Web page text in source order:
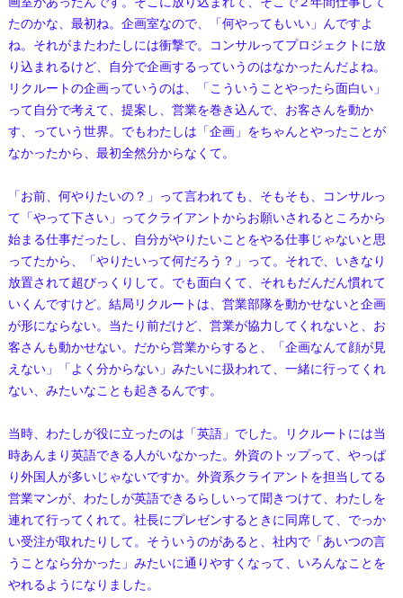
たのかな、最初ね。企画室なので、「何やってもいい」んですよ
ね。それがまたわたしには衝撃で。コンサルってプロジェクトに放
り込まれるけど、自分で企画するっていうのはなかったんだよね。
リクルートの企画っていうのは、「こういうことやったら面白い」
って自分で考えて、提案し、営業を巻き込んで、お客さんを動か
す、っていう世界。でもわたしは「企画」をちゃんとやったことが
なかったから、最初全然分からなくて。
「お前、何やりたいの？」って言われても、そもそも、コンサルっ
て「やって下さい」ってクライアントからお願いされるところから
始まる仕事だったし、自分がやりたいことをやる仕事じゃないと思
ってたから、「やりたいって何だろう？」って。それで、いきなり
放置されて超びっくりして。でも面白くて、それもだんだん慣れて
いくんですけど。結局リクルートは、営業部隊を動かせないと企画
が形にならない。当たり前だけど、営業が協力してくれないと、お
客さんも動かせない。だから営業からすると、「企画なんて顔が見
えない」「よく分からない」みたいに扱われて、一緒に行ってくれ
ない、みたいなことも起きるんです。
当時、わたしが役に立ったのは「英語」でした。リクルートには当
時あんまり英語できる人がいなかった。外資のトップって、やっぱ
り外国人が多いじゃないですか。外資系クライアントを担当してる
営業マンが、わたしが英語できるらしいって聞きつけて、わたしを
連れて行ってくれて。社長にプレゼンするときに同席して、でっか
い受注が取れたりして。そういうのがあると、社内で「あいつの言
うことなら分かった」みたいに通りやすくなって、いろんなことを
やれるようになりました。